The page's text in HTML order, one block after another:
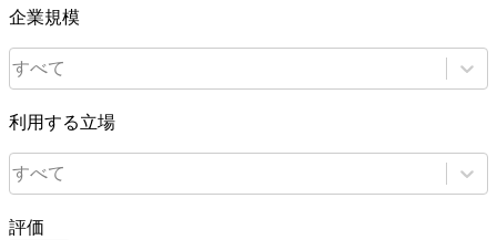
企業規模
すべて
利用する立場
すべて
評価